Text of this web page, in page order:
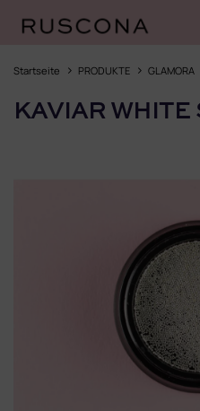
InhaltStartseite PRODUKTE GLAMORA
KAVIAR WHITE